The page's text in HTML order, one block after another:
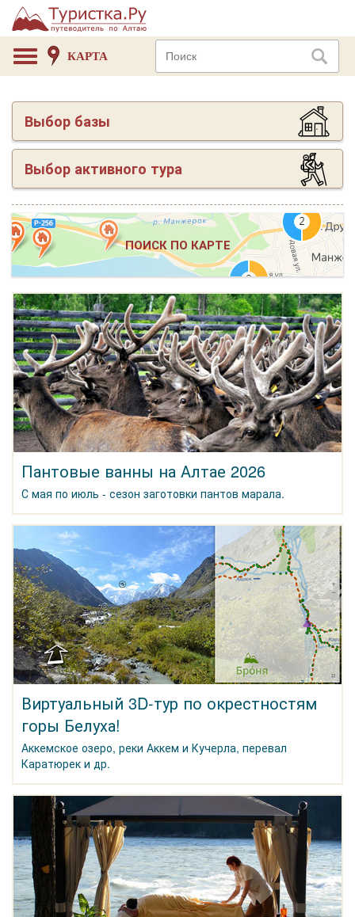
КАРТА
Выбор базы
Выбор активного тура
ПОИСК ПО КАРТЕ
Пантовые ванны на Алтае 2026
С мая по июль - сезон заготовки пантов марала.
Виртуальный 3D-тур по окрестностям
горы Белуха!
Аккемское озеро, реки Аккем и Кучерла, перевал
Каратюрек и др.